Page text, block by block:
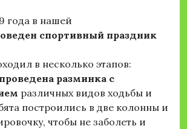
года в нашей
спортивный праздник
в несколько этапов:
проведена разминка с
различных видов ходьбы и
построились в две колонны и
чтобы не заболеть и